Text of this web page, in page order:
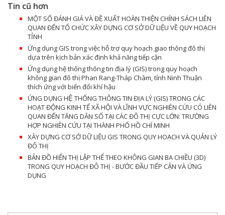
Tin cũ hơn
MỘT SỐ ĐÁNH GIÁ VÀ ĐỀ XUẤT HOÀN THIỆN CHÍNH SÁCH LIÊN
QUAN ĐẾN TỔ CHỨC XÂY DỰNG CƠ SỞ DỮ LIỆU VỀ QUY HOẠCH
TỈNH
Ứng dụng GIS trong việc hỗ trợ quy hoạch giao thông đô thị
dựa trên kịch bản xác định khả năng tiếp cận
Ứng dụng hệ thống thông tin địa lý (GIS) trong quy hoạch
không gian đô thị Phan Rang-Tháp Chàm, tỉnh Ninh Thuận
thích ứng với biến đổi khí hậu
ỨNG DỤNG HỆ THỐNG THÔNG TIN ĐỊA LÝ (GIS) TRONG CÁC
HOẠT ĐỘNG KINH TẾ XÃ HỘI VÀ LĨNH VỰC NGHIÊN CỨU CÓ LIÊN
QUAN ĐẾN TĂNG DÂN SỐ TẠI CÁC ĐÔ THỊ CỰC LỚN: TRƯỜNG
HỢP NGHIÊN CỨU TẠI THÀNH PHỐ HỒ CHÍ MINH
XÂY DỰNG CƠ SỞ DỮ LIỆU GIS TRONG QUY HOẠCH VÀ QUẢN LÝ
ĐÔ THỊ
BẢN ĐỒ HIỂN THỊ LẬP THỂ THEO KHÔNG GIAN BA CHIỀU (3D)
TRONG QUY HOẠCH ĐÔ THỊ - BƯỚC ĐẦU TIẾP CẬN VÀ ỨNG
DỤNG